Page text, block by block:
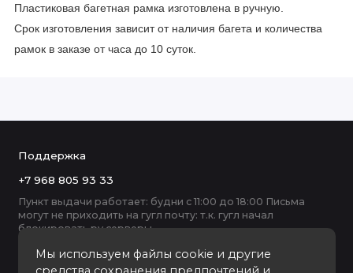
Пластиковая багетная рамка изготовлена в ручную.
Срок изготовления зависит от наличия багета и количества
рамок в заказе от часа до 10 суток.
Мы используем файлы cookie и другие
Поддержка
+7 968 805 93 33
Пункт выдачи работает: будни с 11:00 до 18:00 Письма
могут не приходить на гугл почту: т.к. гугл начал
блокировать ру серверы